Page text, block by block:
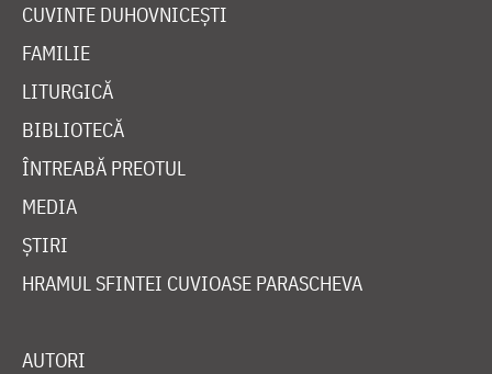
CUVINTE DUHOVNICEȘTI
FAMILIE
LITURGICĂ
BIBLIOTECĂ
ÎNTREABĂ PREOTUL
MEDIA
ȘTIRI
HRAMUL SFINTEI CUVIOASE PARASCHEVA
AUTORI